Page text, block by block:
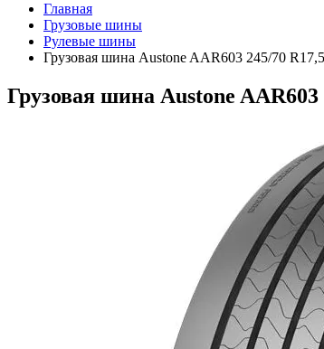
Главная
Грузовые шины
Рулевые шины
Грузовая шина Austone AAR603 245/70
Грузовая шина Austone AAR603